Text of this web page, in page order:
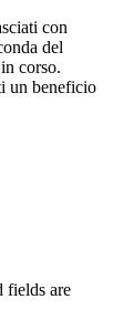
con
del
corso.
un beneficio
fields are